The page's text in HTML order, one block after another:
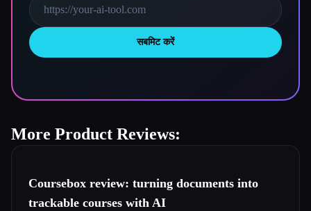
सबमिट करें
More Product Reviews:
Coursebox review: turning documents into
trackable courses with AI